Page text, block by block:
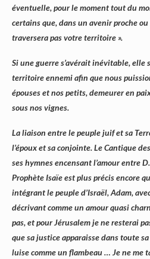
éventuelle, pour le moment tout du
certains que, dans un avenir proche
traversera pas votre territoire ».
Si une guerre s’avérait inévitable, elle
territoire ennemi afin que nous
épouses et nos petits, demeurer en
sous nos vignes.
La liaison entre le peuple juif et sa
l’époux et sa conjointe. Le Cantique
ses hymnes encensant l’amour entre
Prophète Isaïe est plus précis encore
intégrant le peuple d’Israël, Adam,
décrivant comme un amour quasi
pas, et pour Jérusalem je ne resterai
que sa justice apparaisse dans toute
luise comme un flambeau … Je ne me